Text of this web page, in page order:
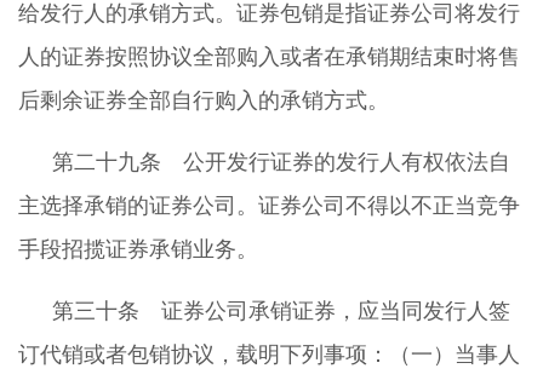
给发行人的承销方式。证券包销是指证券公司将发行
人的证券按照协议全部购入或者在承销期结束时将售
后剩余证券全部自行购入的承销方式。
第二十九条 公开发行证券的发行人有权依法自
主选择承销的证券公司。证券公司不得以不正当竞争
手段招揽证券承销业务。
第三十条 证券公司承销证券，应当同发行人签
订代销或者包销协议，载明下列事项：（一）当事人